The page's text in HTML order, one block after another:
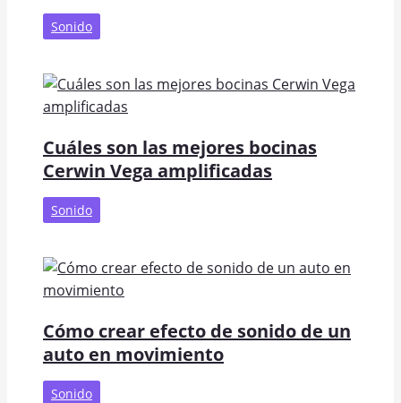
Sonido
Cuáles son las mejores bocinas
Cerwin Vega amplificadas
Sonido
Cómo crear efecto de sonido de un
auto en movimiento
Sonido